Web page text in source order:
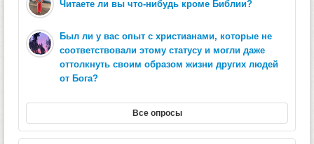
Читаете ли вы что-нибудь кроме Библии?
Был ли у вас опыт с христианами, которые не
соответствовали этому статусу и могли даже
оттолкнуть своим образом жизни других людей
от Бога?
Все опросы